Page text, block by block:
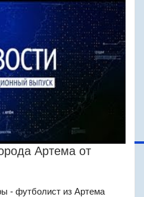
Артема от
- футболист из Артема